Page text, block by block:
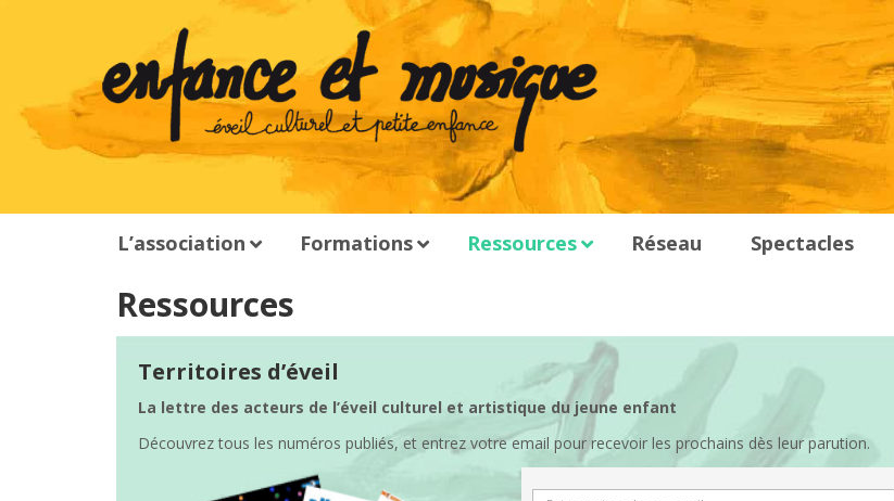
L’association Formations Ressources Réseau Spectacles
Ressources
Territoires d’éveil
La lettre des acteurs de l’éveil culturel et artistique du jeune enfant
Découvrez tous les numéros publiés, et entrez votre email pour recevoir les prochains dès leur parution.